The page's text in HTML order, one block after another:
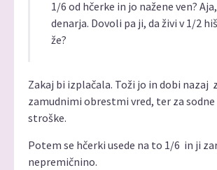
1/6 od hčerke in jo nažene ven?
denarja. Dovoli pa ji, da živi v 1/2
že?
Zakaj bi izplačala. Toži jo in dobi nazaj
zamudnimi obrestmi vred, ter za
stroške.
Potem se hčerki usede na to 1/6 in ji
nepremičnino.